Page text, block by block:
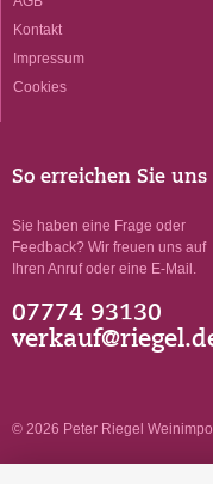
So erreichen Sie uns
Sie haben eine Frage oder
Feedback? Wir freuen uns auf
Ihren Anruf oder eine E-Mail.
07774 93130
© 2026 Peter Riegel
Kontakt
Impressum
Cookies